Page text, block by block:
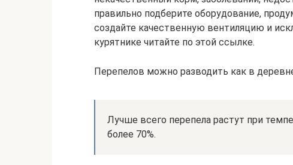
правильно подберите оборудование,
создайте качественную вентиляцию и
курятнике читайте по этой ссылке.
Перепелов можно разводить как в
Лучше всего перепела растут при
более 70%.